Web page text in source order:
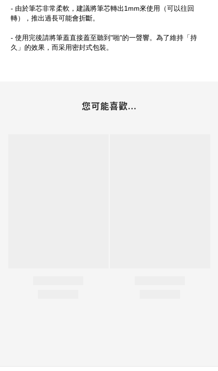
- 由於筆芯非常柔軟，建議將筆芯轉出1mm來使用（可以往回
轉），推出過長可能會折斷。
- 使用完後請將筆蓋直接蓋至聽到"啪"的一聲響。為了維持「持
久」的效果，而采用密封式包裝。
您可能喜歡...